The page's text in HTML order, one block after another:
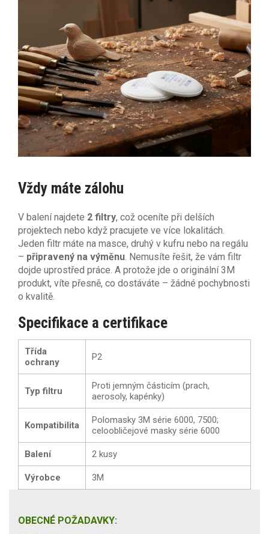
Vždy máte zálohu
V balení najdete 2 filtry, což oceníte při delších
projektech nebo když pracujete ve více lokalitách.
Jeden filtr máte na masce, druhý v kufru nebo na regálu
– připravený na výměnu . Nemusíte řešit, že vám filtr
dojde uprostřed práce. A protože jde o originální 3M
produkt, víte přesně, co dostáváte – žádné pochybnosti
o kvalitě.
Specifikace a certifikace
Třída
ochrany
P2
Typ filtru
Proti jemným částicím (prach,
aerosoly, kapénky)
Kompatibilita
Polomasky 3M série 6000, 7500;
celoobličejové masky série 6000
Balení 2 kusy
Výrobce 3M
OBECNÉ POŽADAVKY: